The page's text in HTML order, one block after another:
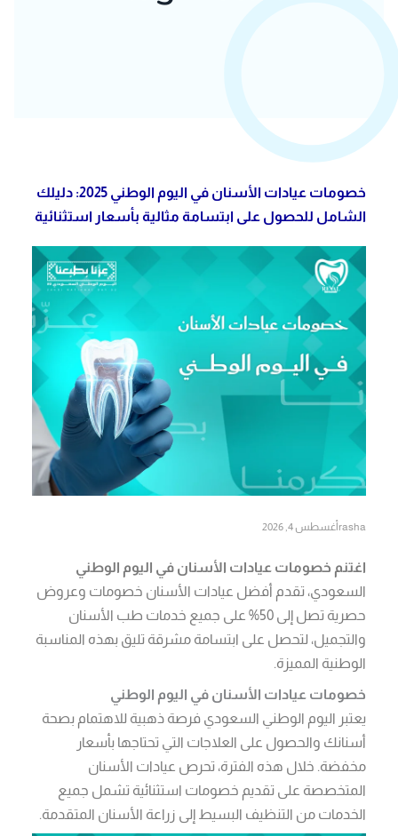
خصومات عيادات الأسنان في اليوم الوطني 2025: دليلك
الشامل للحصول على ابتسامة مثالية بأسعار استثنائية
rasha أغسطس 4, 2026
اغتنم خصومات عيادات الأسنان في اليوم الوطني
السعودي، تقدم أفضل عيادات الأسنان خصومات وعروض
حصرية تصل إلى 50% على جميع خدمات طب الأسنان
والتجميل، لتحصل على ابتسامة مشرقة تليق بهذه المناسبة
الوطنية المميزة.
خصومات عيادات الأسنان في اليوم الوطني
يعتبر اليوم الوطني السعودي فرصة ذهبية للاهتمام بصحة
أسنانك والحصول على العلاجات التي تحتاجها بأسعار
مخفضة. خلال هذه الفترة، تحرص عيادات الأسنان
المتخصصة على تقديم خصومات استثنائية تشمل جميع
الخدمات من التنظيف البسيط إلى زراعة الأسنان المتقدمة.